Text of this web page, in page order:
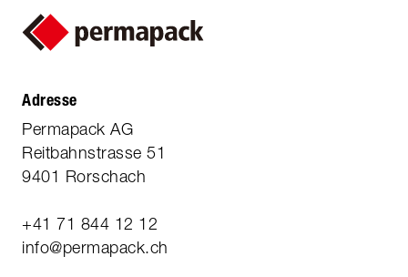
Adresse
Permapack AG
Reitbahnstrasse 51
9401 Rorschach
+41 71 844 12 12
info@permapack.ch